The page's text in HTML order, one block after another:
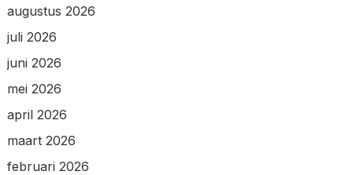
augustus 2026
juli 2026
juni 2026
mei 2026
april 2026
maart 2026
februari 2026